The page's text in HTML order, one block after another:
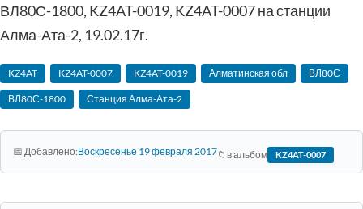
ВЛ80С-1800, KZ4AT-0019, KZ4AT-0007 на станции
Алма-Ата-2, 19.02.17г.
KZ4AT KZ4AT-0007 KZ4AT-0019 Алматинская обл ВЛ80С
ВЛ80С-1800 Станция Алма-Ата-2
Воскресенье 19 февраля 2017 в альбом KZ4AT-0007